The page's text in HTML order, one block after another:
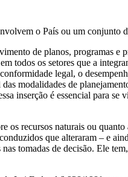
o País ou um conjunto
de planos, programas e
todos os setores que a
legal, o
modalidades de
inserção é essencial para se
os recursos naturais ou quanto
que alteraram – e
tomadas de decisão. Ele